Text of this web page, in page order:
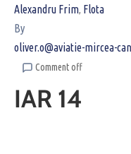
Alexandru Frim‚ Flota
By
oliver.o@aviatie-mircea-
Comment off
IAR 14